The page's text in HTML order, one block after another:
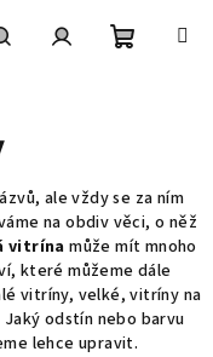
ale vždy se za ním
na obdiv věci, o něž
vitrína může mít mnoho
které můžeme dále
vitríny, velké, vitríny na
odstín nebo barvu
lehce upravit.